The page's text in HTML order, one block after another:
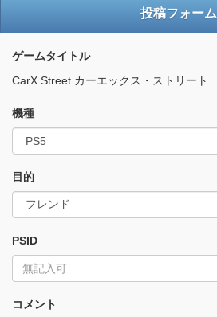
投稿フォーム
ゲームタイトル
CarX Street カーエックス・ストリート
機種
目的
PSID
コメント